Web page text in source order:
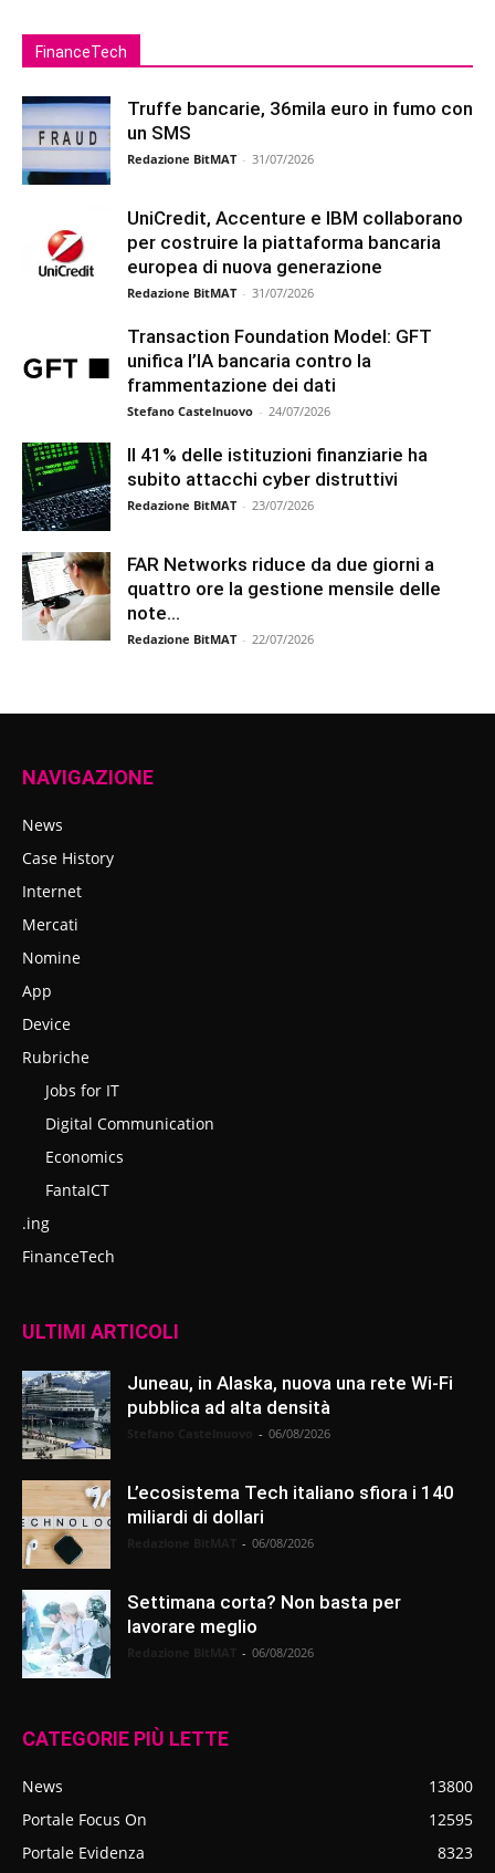
FinanceTech
Truffe bancarie, 36mila euro in fumo con
un SMS
Redazione BitMAT - 31/07/2026
UniCredit, Accenture e IBM collaborano
per costruire la piattaforma bancaria
europea di nuova generazione
Redazione BitMAT - 31/07/2026
Transaction Foundation Model: GFT
unifica l’IA bancaria contro la
frammentazione dei dati
Stefano Castelnuovo - 24/07/2026
Il 41% delle istituzioni finanziarie ha
subito attacchi cyber distruttivi
Redazione BitMAT - 23/07/2026
FAR Networks riduce da due giorni a
quattro ore la gestione mensile delle
note...
Redazione BitMAT - 22/07/2026
NAVIGAZIONE
News
Case History
Internet
Mercati
Nomine
App
Device
Rubriche
Jobs for IT
Digital Communication
Economics
FantaICT
.ing
FinanceTech
ULTIMI ARTICOLI
Juneau, in Alaska, nuova una rete Wi-Fi
pubblica ad alta densità
- 06/08/2026
L’ecosistema Tech italiano sfiora i 140
miliardi di dollari
- 06/08/2026
Settimana corta? Non basta per
lavorare meglio
- 06/08/2026
CATEGORIE PIÙ LETTE
News
13800
Portale Focus On
12595
Portale Evidenza
8323